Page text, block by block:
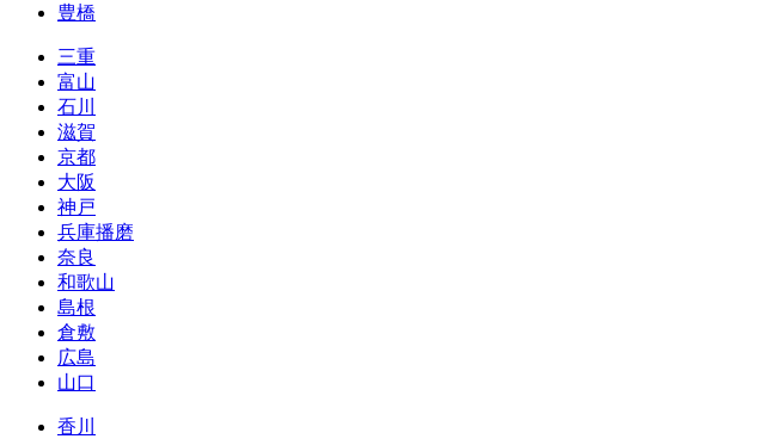
豊橋
三重
富山
石川
滋賀
京都
大阪
神戸
兵庫播磨
奈良
和歌山
島根
倉敷
広島
山口
香川